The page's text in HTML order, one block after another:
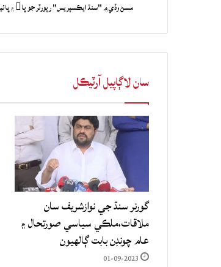
مسڻ وڏي ۾ "سنڌ ايڪسپريس" رپورٽر جو ڀا ۽ ڀائيٽي حملي ۾ زخمي
سان لاڳاپيل آرٽيڪل
گورنر سنڌ جي نوازشريف سان
ملاقات،ملڪي سياسي صورتحال ۽
عام چونڊن بابت ڳالهيون
01-09-2023